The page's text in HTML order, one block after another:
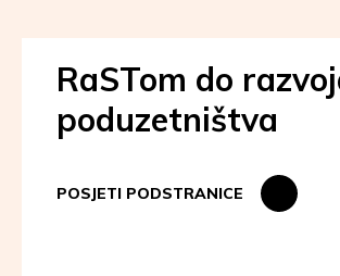
RaSTom do
poduzetništva
POSJETI PODSTRANICE